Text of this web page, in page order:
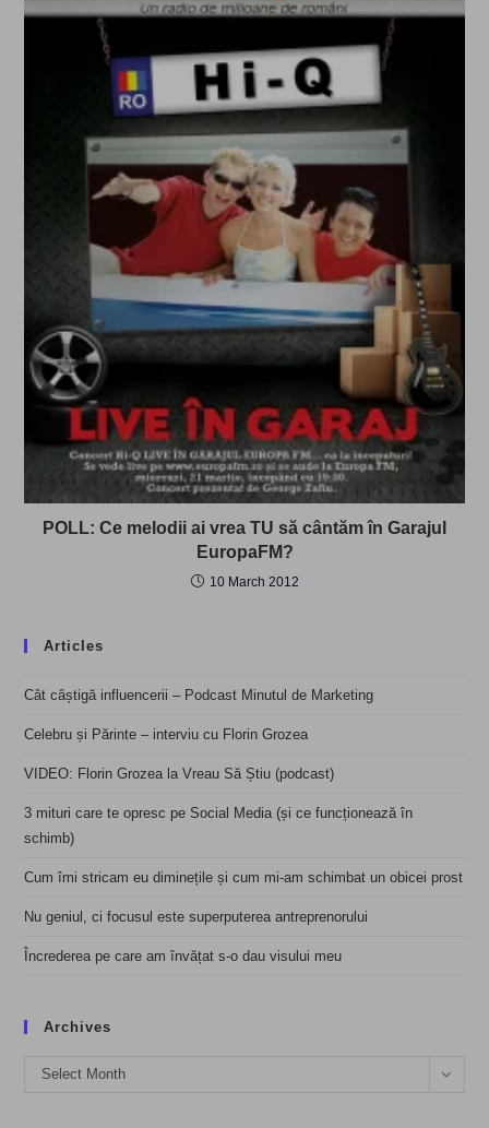
POLL: Ce melodii ai vrea TU să cântăm în Garajul
EuropaFM?
10 March 2012
Articles
Cât câștigă influencerii – Podcast Minutul de Marketing
Celebru și Părinte – interviu cu Florin Grozea
VIDEO: Florin Grozea la Vreau Să Știu (podcast)
3 mituri care te opresc pe Social Media (și ce funcționează în
schimb)
Cum îmi stricam eu diminețile și cum mi-am schimbat un obicei prost
Nu geniul, ci focusul este superputerea antreprenorului
Încrederea pe care am învățat s-o dau visului meu
Archives
Archives
Select Month